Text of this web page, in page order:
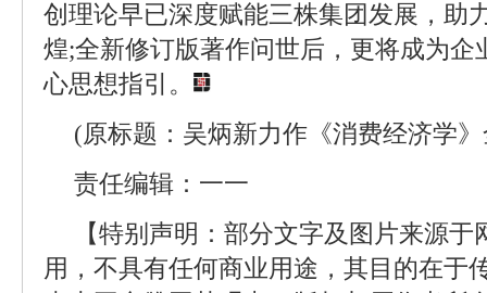
创理论早已深度赋能三株集团发展，助
煌;全新修订版著作问世后，更将成为企
心思想指引。
(原标题：吴炳新力作《消费经济学
责任编辑：一一
【特别声明：部分文字及图片来源
用，不具有任何商业用途，其目的在于